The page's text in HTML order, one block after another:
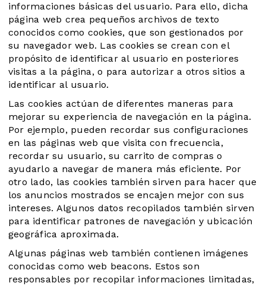
informaciones básicas del usuario. Para ello, dicha
página web crea pequeños archivos de texto
conocidos como cookies, que son gestionados por
su navegador web. Las cookies se crean con el
propósito de identificar al usuario en posteriores
visitas a la página, o para autorizar a otros sitios a
identificar al usuario.
Las cookies actúan de diferentes maneras para
mejorar su experiencia de navegación en la página.
Por ejemplo, pueden recordar sus configuraciones
en las páginas web que visita con frecuencia,
recordar su usuario, su carrito de compras o
ayudarlo a navegar de manera más eficiente. Por
otro lado, las cookies también sirven para hacer que
los anuncios mostrados se encajen mejor con sus
intereses. Algunos datos recopilados también sirven
para identificar patrones de navegación y ubicación
geográfica aproximada.
Algunas páginas web también contienen imágenes
conocidas como web beacons. Estos son
responsables por recopilar informaciones limitadas,